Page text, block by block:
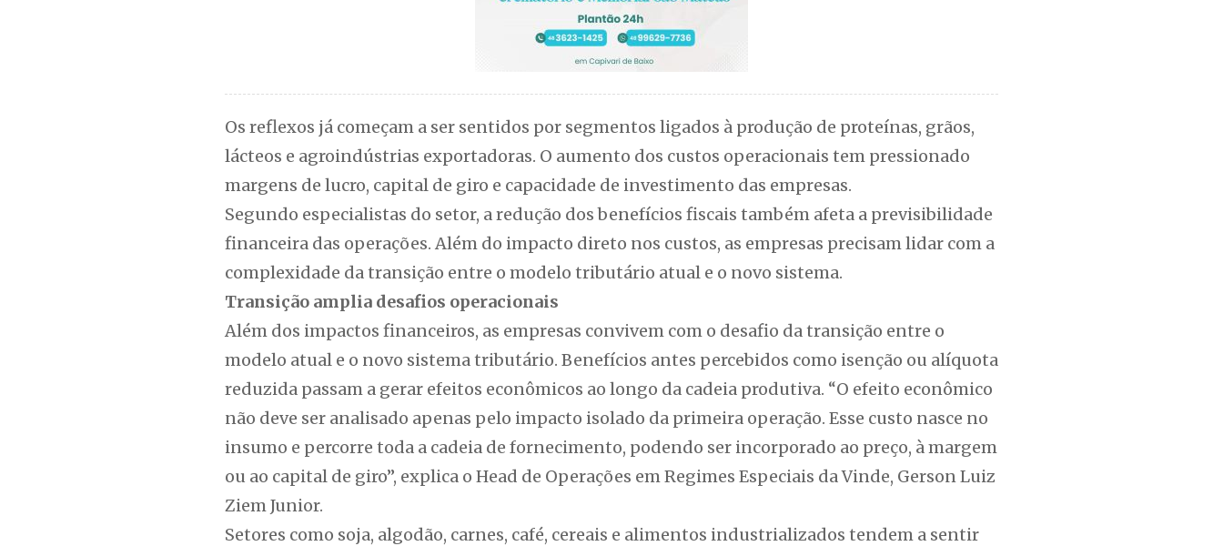
Os reflexos já começam a ser sentidos por segmentos ligados à produção de proteínas, grãos,
lácteos e agroindústrias exportadoras. O aumento dos custos operacionais tem pressionado
margens de lucro, capital de giro e capacidade de investimento das empresas.
Segundo especialistas do setor, a redução dos benefícios fiscais também afeta a previsibilidade
financeira das operações. Além do impacto direto nos custos, as empresas precisam lidar com a
complexidade da transição entre o modelo tributário atual e o novo sistema.
Transição amplia desafios operacionais
Além dos impactos financeiros, as empresas convivem com o desafio da transição entre o
modelo atual e o novo sistema tributário. Benefícios antes percebidos como isenção ou alíquota
reduzida passam a gerar efeitos econômicos ao longo da cadeia produtiva. “O efeito econômico
não deve ser analisado apenas pelo impacto isolado da primeira operação. Esse custo nasce no
insumo e percorre toda a cadeia de fornecimento, podendo ser incorporado ao preço, à margem
ou ao capital de giro”, explica o Head de Operações em Regimes Especiais da Vinde, Gerson Luiz
Ziem Junior.
Setores como soja, algodão, carnes, café, cereais e alimentos industrializados tendem a sentir